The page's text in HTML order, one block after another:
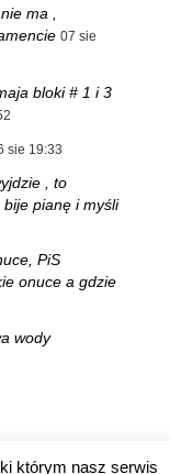
ma ,
07 sie
bloki # 1 i 3
sie 19:33
, to
pianę i myśli
PiS
onuce a gdzie
wody
którym nasz serwis